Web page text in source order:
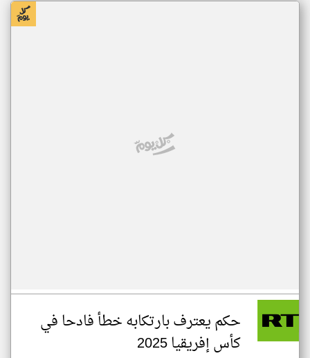
حكم يعترف بارتكابه خطأ فادحا في
كأس إفريقيا 2025